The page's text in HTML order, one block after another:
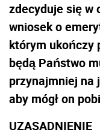
zdecyduje się w
wniosek o
którym ukończy
będą Państwo
przynajmniej na
aby mógł on
UZASADNIENIE